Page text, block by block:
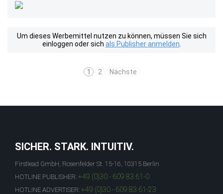
Um dieses Werbemittel nutzen zu können, müssen Sie sich
einloggen oder sich als Publisher anmelden
1 2 Nächste
SICHER. STARK. INTUITIV.
Firstlead GmbH, Rosenfelder St. 15-16, 10315 Berlin
HOTLINE PUBLISHER: +49 (0)30 - 609 83 61-0
HOTLINE ADVERTISER: +49 (0)30 - 609 83 61-23